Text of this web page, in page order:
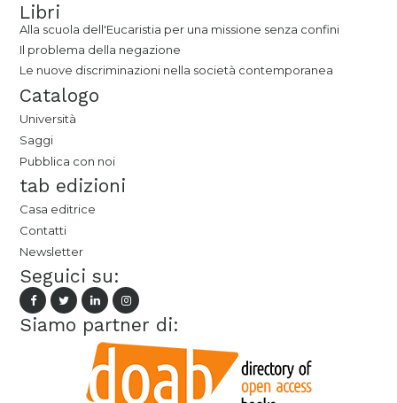
Libri
Alla scuola dell'Eucaristia per una missione senza confini
Il problema della negazione
Le nuove discriminazioni nella società contemporanea
Catalogo
Università
Saggi
Pubblica con noi
tab edizioni
Casa editrice
Contatti
Newsletter
Seguici su:
Siamo partner di: